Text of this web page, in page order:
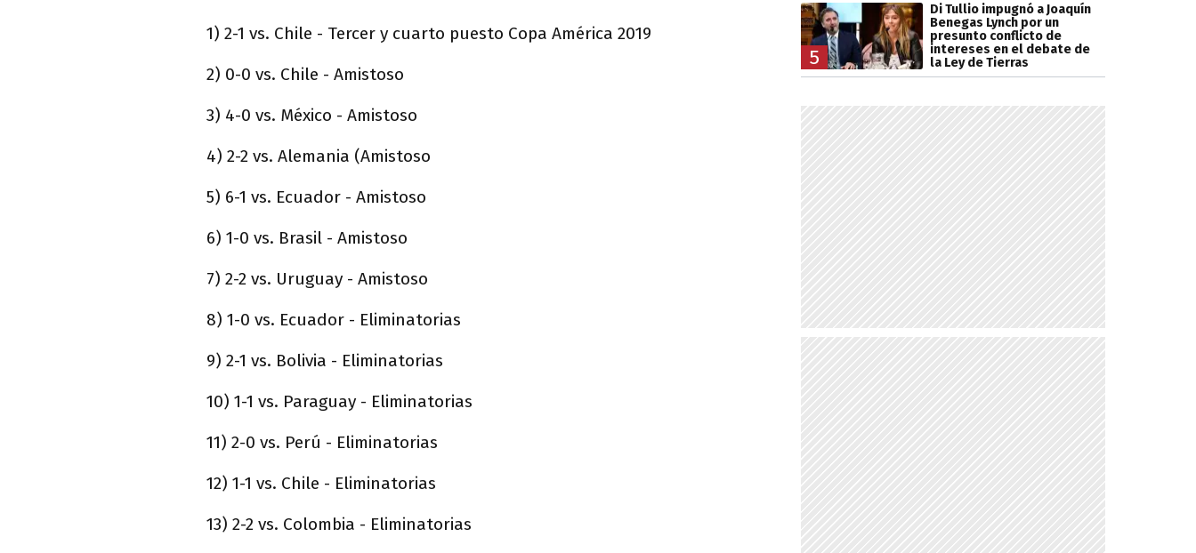
1) 2-1 vs. Chile - Tercer y cuarto puesto Copa América 2019
2) 0-0 vs. Chile - Amistoso
3) 4-0 vs. México - Amistoso
4) 2-2 vs. Alemania (Amistoso
5) 6-1 vs. Ecuador - Amistoso
6) 1-0 vs. Brasil - Amistoso
7) 2-2 vs. Uruguay - Amistoso
8) 1-0 vs. Ecuador - Eliminatorias
9) 2-1 vs. Bolivia - Eliminatorias
10) 1-1 vs. Paraguay - Eliminatorias
11) 2-0 vs. Perú - Eliminatorias
12) 1-1 vs. Chile - Eliminatorias
13) 2-2 vs. Colombia - Eliminatorias
5
Di Tullio impugnó a Joaquín
Benegas Lynch por un
presunto conflicto de
intereses en el debate de
la Ley de Tierras